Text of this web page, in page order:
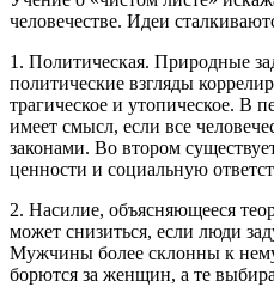
человечестве. Идеи
1. Политическая. Природные
политические взгляды
трагическое и утопическое. В
имеет смысл, если все
законами. Во втором
ценности и социальную
2. Насилие, объясняющееся
может снизиться, если люди
Мужчины более склонны к
борются за женщин, а те